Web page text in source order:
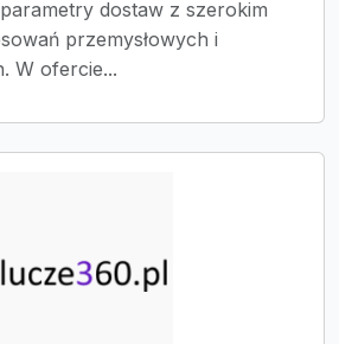
dostaw z szerokim
przemysłowych i
W ofercie...